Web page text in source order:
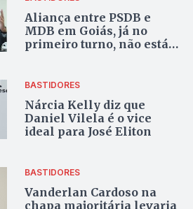
Aliança entre PSDB e
MDB em Goiás, já no
primeiro turno, não está
BASTIDORES
Nárcia Kelly diz que
Daniel Vilela é o vice
ideal para José Eliton
BASTIDORES
Vanderlan Cardoso na
chapa majoritária levaria